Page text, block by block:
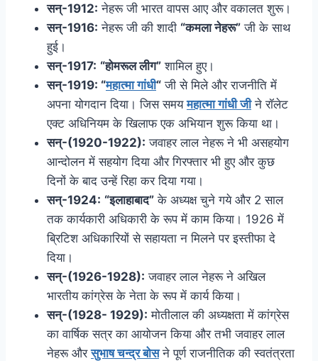
सन्-1912: नेहरू जी भारत वापस आए और वकालत शुरू।
सन्-1916: नेहरू जी की शादी “कमला नेहरू” जी के साथ
हुई।
सन्-1917: “होमरूल लीग” शामिल हुए।
सन्-1919: “महात्मा गांधी“ जी से मिले और राजनीति में
अपना योगदान दिया। जिस समयमहात्मा गांधी जीने रॉलेट
एक्ट अधिनियम के खिलाफ एक अभियान शुरू किया था।
सन्-(1920-1922): जवाहर लाल नेहरू ने भी असहयोग
आन्दोलन में सहयोग दिया और गिरफ्तार भी हुए और कुछ
दिनों के बाद उन्हें रिहा कर दिया गया।
सन्-1924: “इलाहाबाद” के अध्यक्ष चुने गये और 2 साल
तक कार्यकारी अधिकारी के रूप में काम किया। 1926 में
ब्रिटिश अधिकारियों से सहायता न मिलने पर इस्तीफा दे
दिया।
सन्-(1926-1928): जवाहर लाल नेहरू ने अखिल
भारतीय कांग्रेस के नेता के रूप में कार्य किया।
सन्-(1928- 1929): मोतीलाल की अध्यक्षता में कांग्रेस
का वार्षिक सत्र का आयोजन किया और तभी जवाहर लाल
नेहरू औरसुभाष चन्द्र बोसने पूर्ण राजनीतिक की स्वतंत्रता